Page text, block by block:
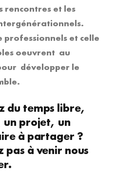
rencontres et les
professionnels et celle
oeuvrent au
développer le
du temps libre,
un projet, un
à partager ?
pas à venir nous